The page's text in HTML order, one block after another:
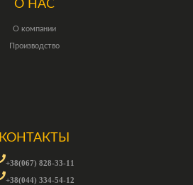
О НАС
О компании
Производство
КОНТАКТЫ
+38(067) 828-33-11
+38(044) 334-54-12